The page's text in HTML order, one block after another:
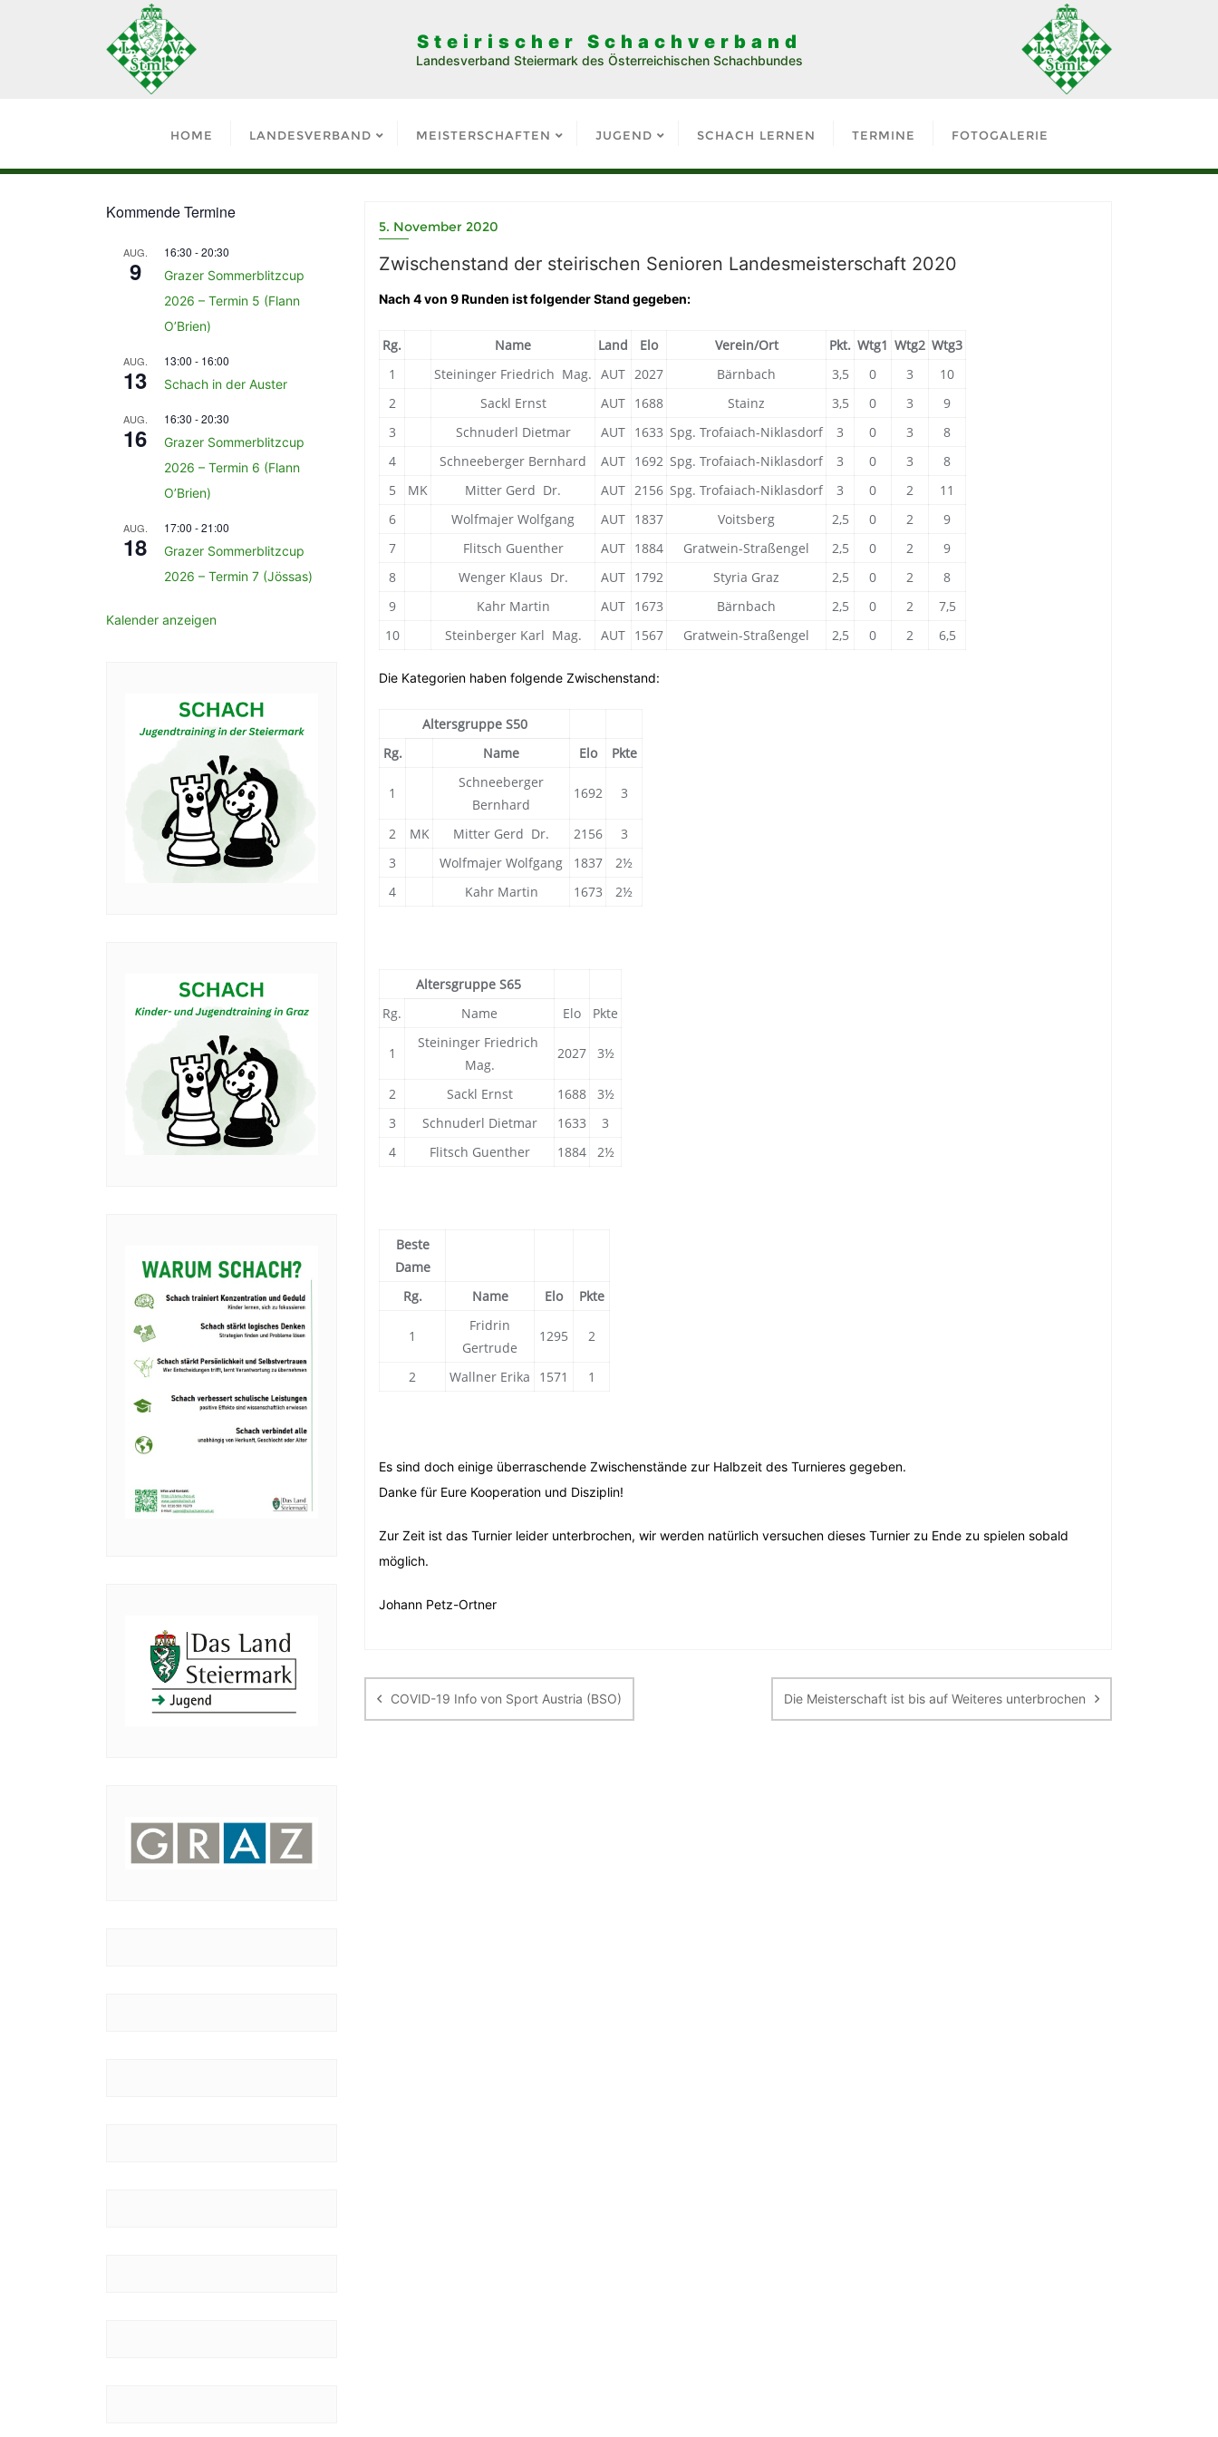
Steirischer Schachverband
Landesverband Steiermark des Österreichischen Schachbundes
HOME LANDESVERBAND MEISTERSCHAFTEN JUGEND SCHACH LERNEN TERMINE FOTOGALERIE
5. November 2020
Zwischenstand der steirischen Senioren Landesmeisterschaft 2020
Nach 4 von 9 Runden ist folgender Stand gegeben:
Rg. Name Land Elo Verein/Ort Pkt. Wtg1 Wtg2 Wtg3
1
Steininger Friedrich Mag. AUT 2027 Bärnbach 3,5 0 3
10
2
Sackl Ernst AUT 1688 Stainz 3,5 0 3
9
3
Schnuderl Dietmar AUT 1633 Spg. Trofaiach-Niklasdorf 3 0 3
8
4
Schneeberger Bernhard AUT 1692 Spg. Trofaiach-Niklasdorf 3 0 3
8
5
MK Mitter Gerd Dr. AUT 2156 Spg. Trofaiach-Niklasdorf 3 0 2
11
6
Wolfmajer Wolfgang AUT 1837 Voitsberg 2,5 0 2
9
7
Flitsch Guenther AUT 1884 Gratwein-Straßengel 2,5 0 2
9
8
Wenger Klaus Dr. AUT 1792 Styria Graz 2,5 0 2
8
9
Kahr Martin AUT 1673 Bärnbach 2,5 0 2
7,5
10
Steinberger Karl Mag. AUT 1567 Gratwein-Straßengel 2,5 0 2 6,5
Die Kategorien haben folgende Zwischenstand:
Altersgruppe S50
Rg.
Name Elo Pkte
1
Schneeberger
Bernhard
1692 3
2 MK Mitter Gerd Dr. 2156
3
3
Wolfmajer Wolfgang 1837
2½
4
Kahr Martin 1673 2½
Altersgruppe S65
Rg.
Name Elo Pkte
1
Steininger Friedrich
Mag.
2027 3½
2 Sackl Ernst 1688
3½
3
Schnuderl Dietmar 1633
3
4
Flitsch Guenther 1884 2½
Beste
Dame
Rg.
Name Elo Pkte
1
Fridrin
Gertrude
1295 2
2 Wallner Erika 1571 1
Es sind doch einige überraschende Zwischenstände zur Halbzeit des Turnieres gegeben.
Danke für Eure Kooperation und Disziplin!
Zur Zeit ist das Turnier leider unterbrochen, wir werden natürlich versuchen dieses Turnier zu Ende zu spielen sobald
möglich.
Johann Petz-Ortner
COVID-19 Info von Sport Austria (BSO) Die Meisterschaft ist bis auf Weiteres unterbrochen
Kommende Termine
AUG.
9
16:30 -20:30
Grazer Sommerblitzcup
2026 – Termin 5 (Flann
O’Brien)
AUG.
13
13:00 - 16:00
Schach in der Auster
AUG.
16
16:30 -20:30
Grazer Sommerblitzcup
2026 – Termin 6 (Flann
O’Brien)
AUG.
18
17:00 -21:00
Grazer Sommerblitzcup
2026 – Termin 7 (Jössas)
Kalender anzeigen